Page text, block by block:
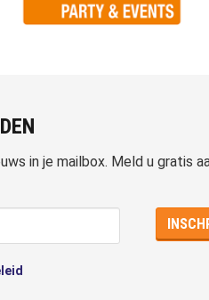
in je mailbox. Meld u gratis